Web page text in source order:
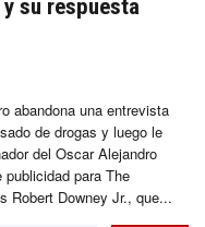
y su respuesta
abandona una entrevista
de drogas y luego le
del Oscar Alejandro
para The
Robert Downey Jr., que...